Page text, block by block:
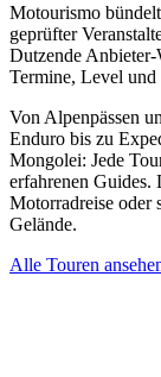
Motourismo
geprüfter
Dutzende
Termine, Level
Von Alpenpässen
Enduro bis zu
Mongolei: Jede
erfahrenen
Motorradreise oder
Gelände.
Alle Touren